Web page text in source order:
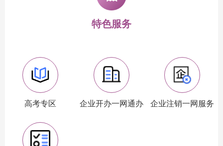
特色服务
高考专区 企业开办一网通办 企业注销一网服务